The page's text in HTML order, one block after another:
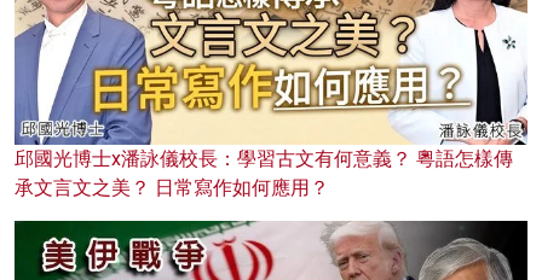
邱國光博士x潘詠儀校長：學習古文有何意義？ 粵語怎樣傳
承文言文之美？ 日常寫作如何應用？